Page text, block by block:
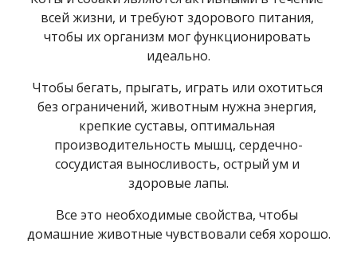
всей жизни, и требуют здорового питания,
чтобы их организм мог функционировать
идеально.
Чтобы бегать, прыгать, играть или охотиться
без ограничений, животным нужна энергия,
крепкие суставы, оптимальная
производительность мышц, сердечно-
сосудистая выносливость, острый ум и
здоровые лапы.
Все это необходимые свойства, чтобы
домашние животные чувствовали себя хорошо.